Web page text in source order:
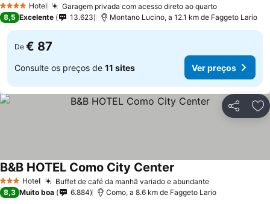
4 EstrelasHotel Garagem privada com acesso direto ao quarto
8,5 Excelente 13.623 Montano Lucino, a 12.1 km de Faggeto Lario
De € 87
Consulte os preços de 11 sites Ver preços
Partilhar
3 EstrelasHotel Buffet de café da manhã variado e abundante
B&B HOTEL Como City Center
8,3 Muito boa 6.884 Como, a 8.6 km de Faggeto Lario